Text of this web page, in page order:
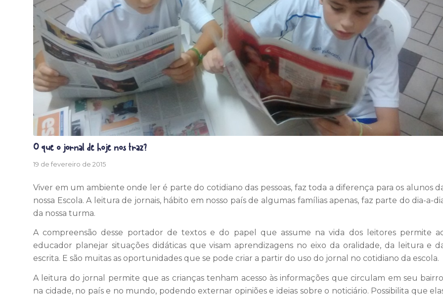
O que o jornal de hoje nos traz?
19 de fevereiro de 2015
Viver em um ambiente onde ler é parte do cotidiano das pessoas, faz toda a diferença para os alunos
nossa Escola. A leitura de jornais, hábito em nosso país de algumas famílias apenas, faz parte do dia-a-
da nossa turma.
A compreensão desse portador de textos e do papel que assume na vida dos leitores permite
educador planejar situações didáticas que visam aprendizagens no eixo da oralidade, da leitura e
escrita. E são muitas as oportunidades que se pode criar a partir do uso do jornal no cotidiano da escola.
A leitura do jornal permite que as crianças tenham acesso às informações que circulam em seu
na cidade, no país e no mundo, podendo externar opiniões e ideias sobre o noticiário. Possibilita que